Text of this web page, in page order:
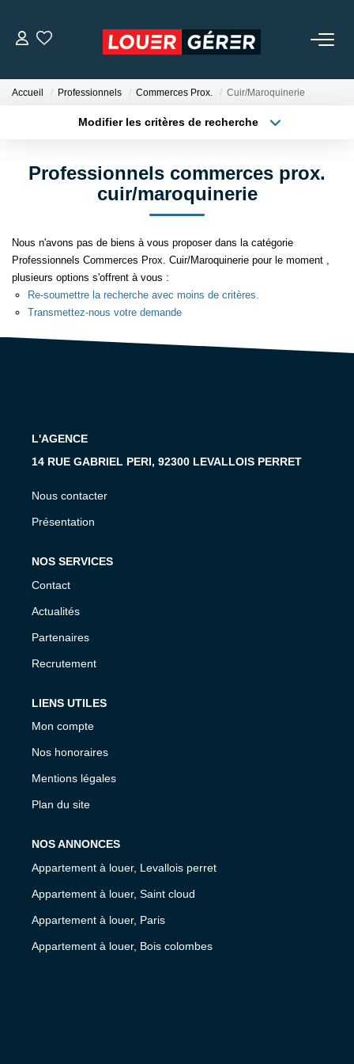
LOCATIONS
MISSIONS DE GESTION
GARANTIE DE LOYERS
NOS TÉMOIGNAGES
CONTACT
Accueil Professionnels Commerces Prox. Cuir/Maroquinerie
Modifier les critères de recherche
Budget max
Professionnels commerces prox.
cuir/maroquinerie
Nous n'avons pas de biens à vous proposer dans la catégorie
Professionnels Commerces Prox. Cuir/Maroquinerie pour le moment ,
plusieurs options s'offrent à vous :
Re-soumettre la recherche avec moins de critères.
Transmettez-nous votre demande
L'AGENCE
14 RUE GABRIEL PERI, 92300 LEVALLOIS PERRET
Nous contacter
Présentation
NOS SERVICES
Contact
Actualités
Partenaires
Recrutement
LIENS UTILES
Mon compte
Nos honoraires
Mentions légales
Plan du site
NOS ANNONCES
Appartement à louer, Levallois perret
Appartement à louer, Saint cloud
Appartement à louer, Paris
Appartement à louer, Bois colombes